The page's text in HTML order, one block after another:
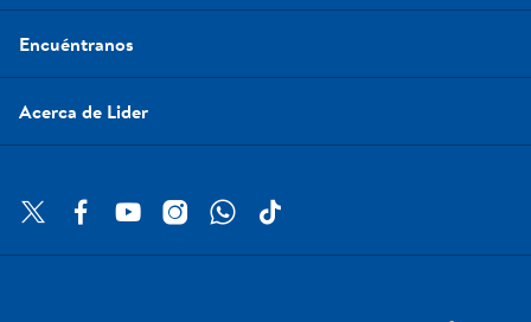
Encuéntranos
Acerca de Lider